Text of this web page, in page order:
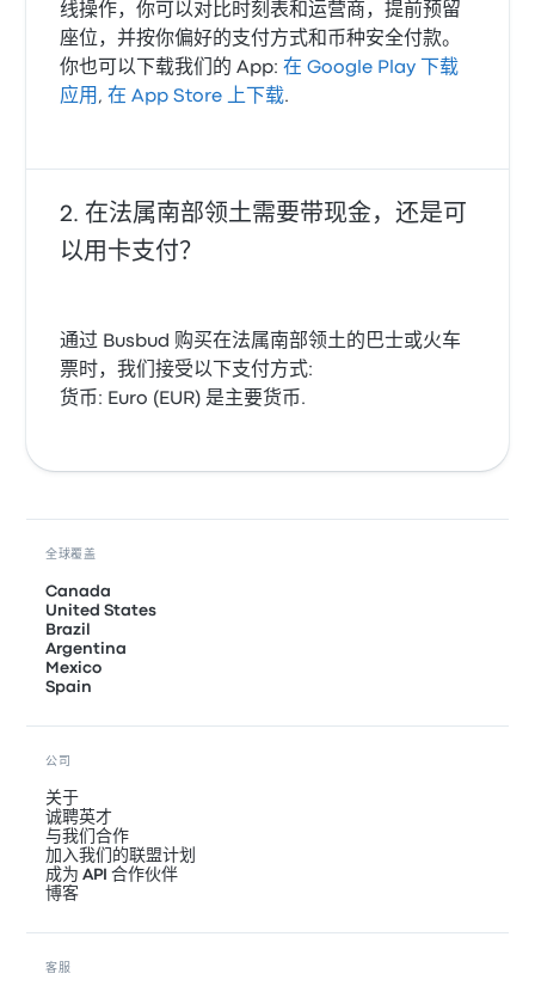
线操作，你可以对比时刻表和运营商，提前预留
座位，并按你偏好的支付方式和币种安全付款。
你也可以下载我们的 App:在 Google Play 下载
应用 ,在 App Store 上下载.
在法属南部领土需要带现金，还是可
以用卡支付？
通过 Busbud 购买在法属南部领土的巴士或火车
票时，我们接受以下支付方式:
货币: Euro (EUR) 是主要货币.
全球覆盖
Canada
United States
Brazil
Argentina
Mexico
Spain
公司
关于
诚聘英才
与我们合作
加入我们的联盟计划
成为 API 合作伙伴
博客
客服